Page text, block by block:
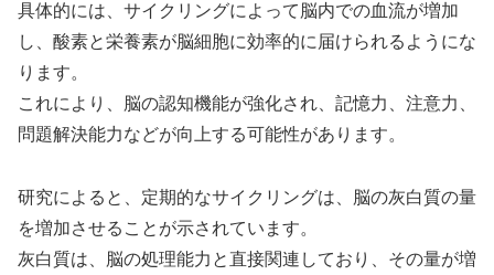
具体的には、サイクリングによって脳内での血流が増加
し、酸素と栄養素が脳細胞に効率的に届けられるようにな
ります。
これにより、脳の認知機能が強化され、記憶力、注意力、
問題解決能力などが向上する可能性があります。
研究によると、定期的なサイクリングは、脳の灰白質の量
を増加させることが示されています。
灰白質は、脳の処理能力と直接関連しており、その量が増